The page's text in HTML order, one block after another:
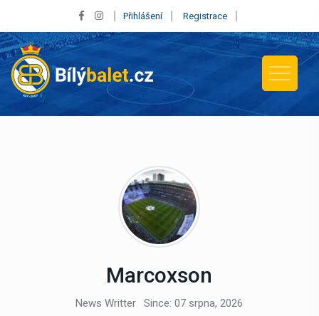
Přihlášení Registrace
Marcoxson
News Writter Since: 07 srpna, 2026